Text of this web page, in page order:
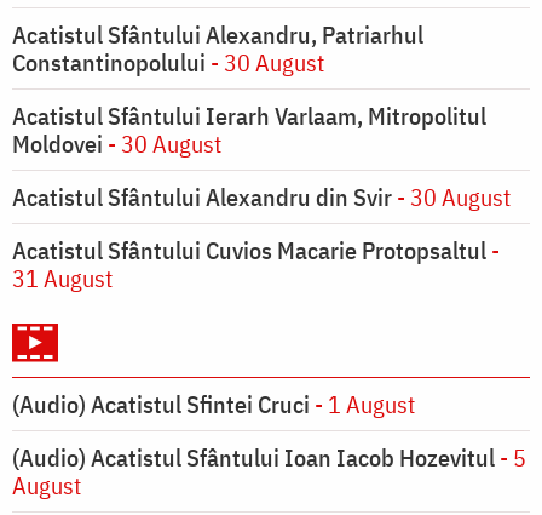
Acatistul Sfântului Alexandru, Patriarhul
Constantinopolului - 30 August
Acatistul Sfântului Ierarh Varlaam, Mitropolitul
Moldovei - 30 August
Acatistul Sfântului Alexandru din Svir- 30 August
Acatistul Sfântului Cuvios Macarie Protopsaltul-
31 August
(Audio) Acatistul Sfintei Cruci - 1 August
(Audio) Acatistul Sfântului Ioan Iacob Hozevitul- 5
August